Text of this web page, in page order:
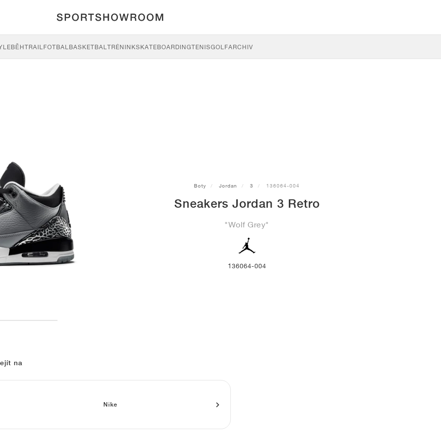
BĚHTRAILFOTBALBASKETBALTRÉNINKSKATEBOARDINGTENISGOLFARCHIV
Boty Jordan 3 136064-004
Sneakers Jordan 3 Retro
"Wolf Grey"
136064-004
na
Nike